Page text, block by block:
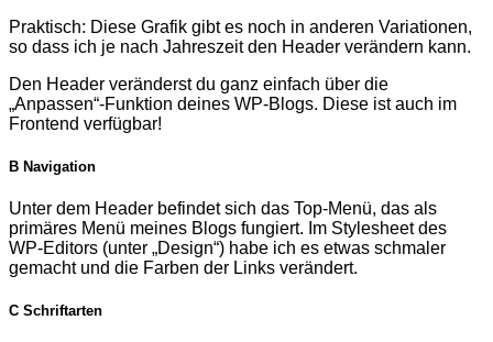
Praktisch: Diese Grafik gibt es noch in anderen Variationen,
so dass ich je nach Jahreszeit den Header verändern kann.
Den Header veränderst du ganz einfach über die
„Anpassen“-Funktion deines WP-Blogs. Diese ist auch im
Frontend verfügbar!
B Navigation
Unter dem Header befindet sich das Top-Menü, das als
primäres Menü meines Blogs fungiert. Im Stylesheet des
WP-Editors (unter „Design“) habe ich es etwas schmaler
gemacht und die Farben der Links verändert.
C Schriftarten